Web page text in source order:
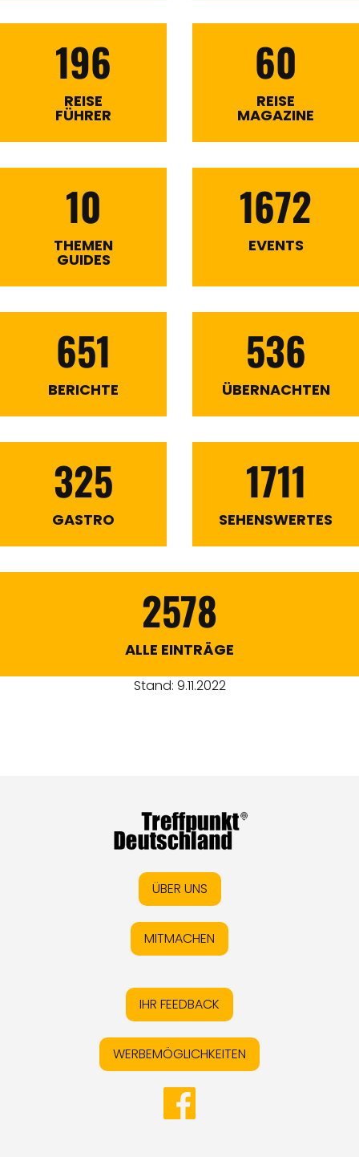
196
REISE
FÜHRER
60
REISE
MAGAZINE
10
THEMEN
GUIDES
1672
EVENTS
651
BERICHTE
536
ÜBERNACHTEN
325
GASTRO
1711
SEHENSWERTES
2578
ALLE EINTRÄGE
Stand: 9.11.2022
ÜBER UNS
MITMACHEN
IHR FEEDBACK
WERBEMÖGLICHKEITEN